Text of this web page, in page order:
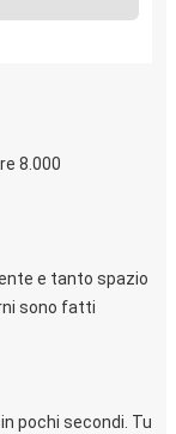
8.000
e tanto spazio
sono fatti
pochi secondi. Tu